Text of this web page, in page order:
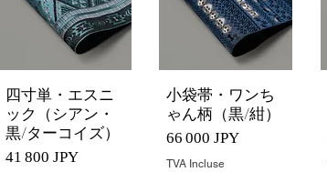
Aperçu rapide
四寸単・エスニ
ック（シアン・
黒/ターコイズ）
Prix
41 800 JPY
Aperçu rapide
小袋帯・ワンち
ゃん柄（黒/紺）
Prix
66 000 JPY
TVA Incluse